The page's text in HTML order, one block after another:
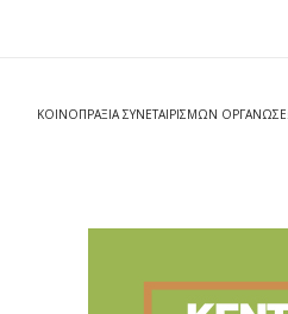
ΚΟΙΝΟΠΡΑΞΙΑ ΣΥΝΕΤΑΙΡΙΣΜΩΝ